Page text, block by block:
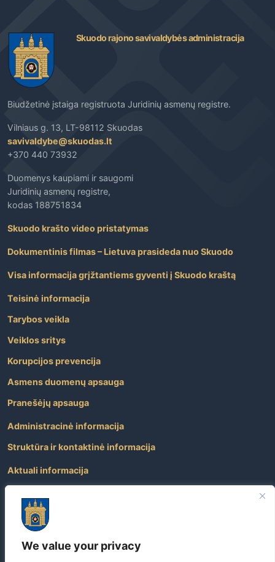
We value your privacy
Skuodo rajono savivaldybės administracija
Biudžetinė įstaiga registruota Juridinių asmenų registre.
Vilniaus g. 13, LT-98112 Skuodas
savivaldybe@skuodas.lt
+370 440 73932
Duomenys kaupiami ir saugomi
Juridinių asmenų registre,
kodas 188751834
Skuodo krašto video pristatymas
Dokumentinis filmas – Lietuva prasideda nuo Skuodo
Visa informacija grįžtantiems gyventi į Skuodo kraštą
Teisinė informacija
Tarybos veikla
Veiklos sritys
Korupcijos prevencija
Asmens duomenų apsauga
Pranešėjų apsauga
Administracinė informacija
Struktūra ir kontaktinė informacija
Aktuali informacija
Atviri duomenys
Nuorodos
Dažniausiai užduodami klausimai